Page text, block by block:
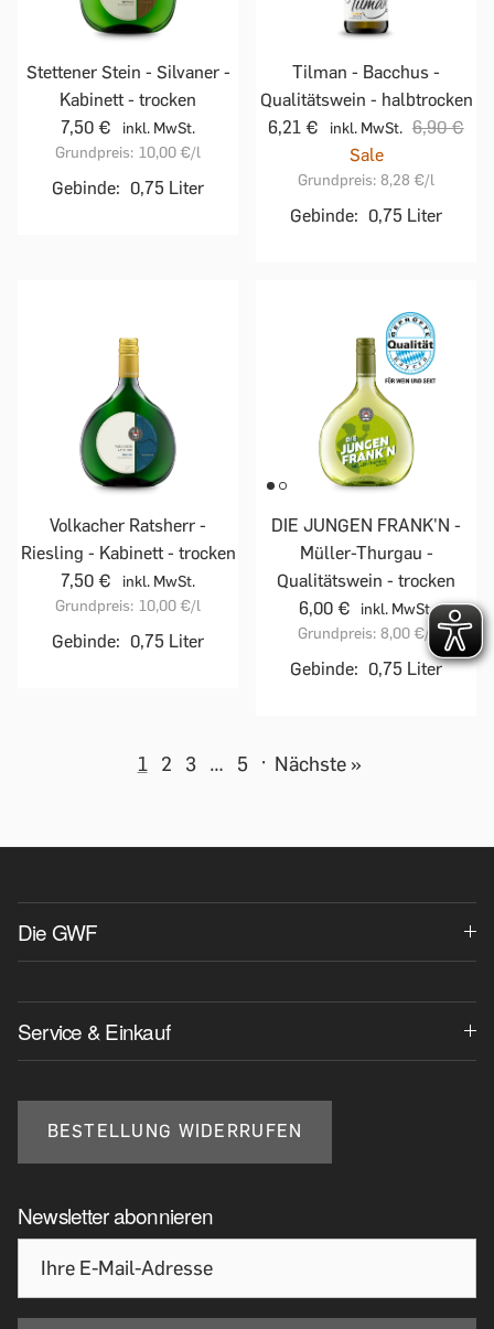
Stettener Stein - Silvaner -
Kabinett - trocken
7,50 €
inkl. MwSt.
Grundpreis: 10,00 €/l
Gebinde: 0,75 Liter
Tilman - Bacchus -
Qualitätswein - halbtrocken
6,21 €
inkl. MwSt. 6,90 €
Sale
Grundpreis: 8,28 €/l
Gebinde: 0,75 Liter
Volkacher Ratsherr -
Riesling - Kabinett - trocken
7,50 €
inkl. MwSt.
Grundpreis: 10,00 €/l
Gebinde: 0,75 Liter
DIE JUNGEN FRANK'N -
Müller-Thurgau -
Qualitätswein - trocken
6,00 €
inkl. MwSt.
Grundpreis: 8,00 €/l
Gebinde: 0,75 Liter
1 2 3 … 5 · Nächste »
Die GWF
Service & Einkauf
BESTELLUNG WIDERRUFEN
Newsletter abonnieren